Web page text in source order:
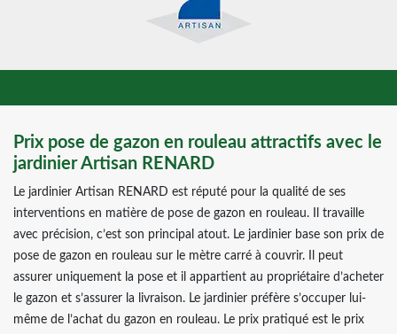
Prix pose de gazon en rouleau attractifs avec le
jardinier Artisan RENARD
Le jardinier Artisan RENARD est réputé pour la qualité de ses
interventions en matière de pose de gazon en rouleau. Il travaille
avec précision, c’est son principal atout. Le jardinier base son prix de
pose de gazon en rouleau sur le mètre carré à couvrir. Il peut
assurer uniquement la pose et il appartient au propriétaire d’acheter
le gazon et s’assurer la livraison. Le jardinier préfère s’occuper lui-
même de l’achat du gazon en rouleau. Le prix pratiqué est le prix